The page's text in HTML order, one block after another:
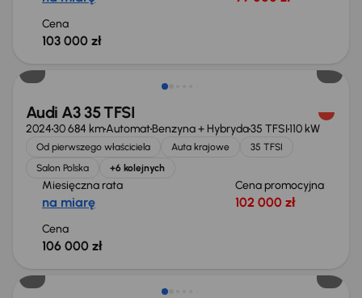
Cena
103 000 zł
Audi A3 35 TFSI
202430 684 kmAutomatBenzyna + Hybryda35 TFSI110 kW
Od pierwszego właściciela Auta krajowe
35 TFSI
Salon Polska
+6 kolejnych
Miesięczna rata
na miarę
Cena promocyjna
102 000 zł
Cena
106 000 zł